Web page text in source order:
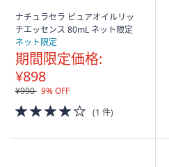
ナチュラセラ ピュアオイルリッ
チエッセンス 80mL ネット限定
ネット限定
期間限定価格:
¥898
¥990 9% OFF
4.0
of
(1 件)